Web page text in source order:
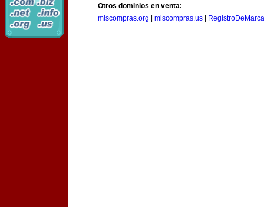
Otros dominios en venta:
miscompras.org
miscompras.us